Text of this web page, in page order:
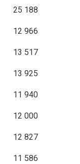
25 188
12 966
13 517
13 925
11 940
12 000
12 827
11 586